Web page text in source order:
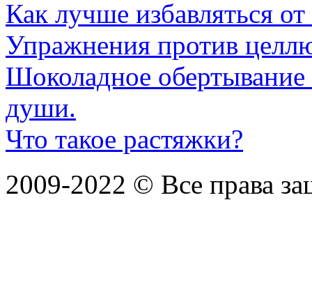
Как лучше избавляться
Упражнения против
Шоколадное обертывание
души.
Что такое растяжки?
2009-2022 © Все права